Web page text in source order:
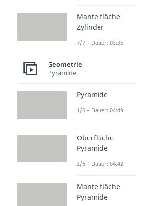
Mantelfläche
Zylinder
7/7 – Dauer: 03:35
Geometrie
Pyramide
Pyramide
1/6 – Dauer: 04:49
Oberfläche
Pyramide
2/6 – Dauer: 04:42
Mantelfläche
Pyramide